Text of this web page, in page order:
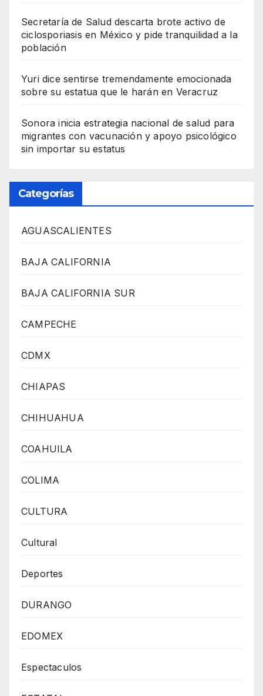
Secretaría de Salud descarta brote activo de
ciclosporiasis en México y pide tranquilidad a la
población
Yuri dice sentirse tremendamente emocionada
sobre su estatua que le harán en Veracruz
Sonora inicia estrategia nacional de salud para
migrantes con vacunación y apoyo psicológico
sin importar su estatus
Categorías
AGUASCALIENTES
BAJA CALIFORNIA
BAJA CALIFORNIA SUR
CAMPECHE
CDMX
CHIAPAS
CHIHUAHUA
COAHUILA
COLIMA
CULTURA
Cultural
Deportes
DURANGO
EDOMEX
Espectaculos